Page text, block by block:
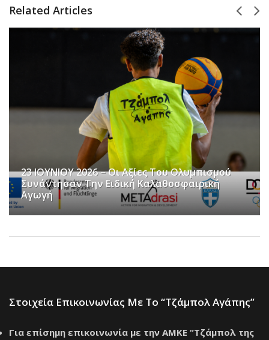
Related Articles
Μία Ακόμη Σχολική ΣυνΕκπαίδευση Λίγο Πριν
Το Τέλος Της Σχολικής Χρονιάς
Στοιχεία Επικοινωνίας Με Το “Τζάμπολ Αγάπης”
Για επίσημη επικοινωνία με την ΑΜΚΕ “Τζάμπολ της